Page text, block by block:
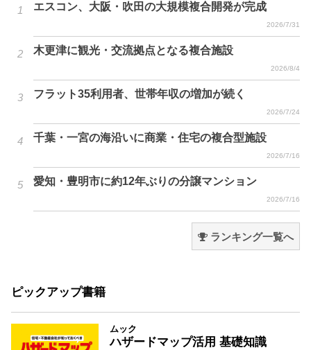
エスコン、大阪・吹田の大規模複合開発が完成
2026/7/31
木更津に観光・交流拠点となる複合施設
2026/8/4
フラット35利用者、世帯年収の増加が続く
2026/7/24
千葉・一宮の海沿いに商業・住宅の複合型施設
2026/7/16
愛知・豊明市に約12年ぶりの分譲マンション
2026/7/16
ランキング一覧へ
ピックアップ書籍
ムック
ハザードマップ活用 基礎知識